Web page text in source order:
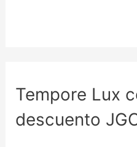
Tempore Lux
descuento